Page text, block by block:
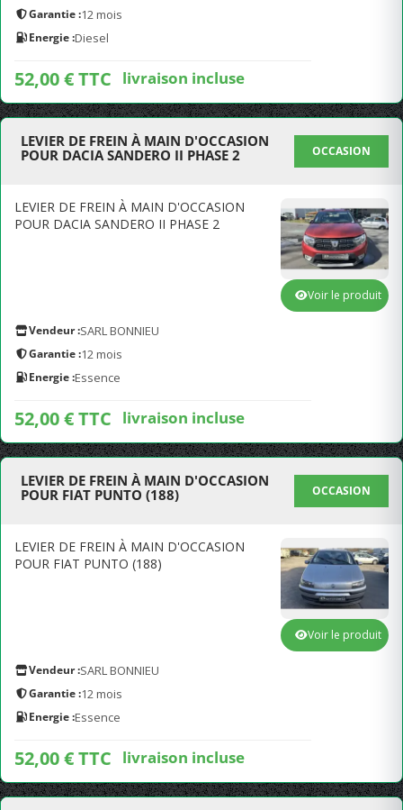
Garantie :12 mois
Energie :Diesel
52,00 € TTC livraison incluse
LEVIER DE FREIN À MAIN D'OCCASION
POUR DACIA SANDERO II PHASE 2
OCCASION
LEVIER DE FREIN À MAIN D'OCCASION
POUR DACIA SANDERO II PHASE 2
Vendeur :SARL BONNIEU
Garantie :12 mois
Energie :Essence
52,00 € TTC livraison incluse
Voir le produit
LEVIER DE FREIN À MAIN D'OCCASION
POUR FIAT PUNTO (188)
OCCASION
LEVIER DE FREIN À MAIN D'OCCASION
POUR FIAT PUNTO (188)
Vendeur :SARL BONNIEU
Garantie :12 mois
Energie :Essence
52,00 € TTC livraison incluse
Voir le produit